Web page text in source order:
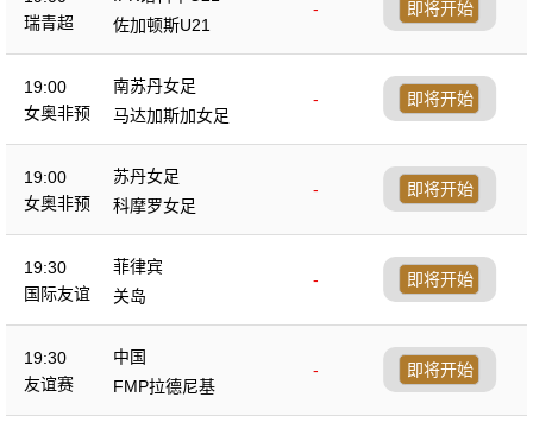
瑞青超
-
佐加顿斯U21
即将开始
19:00
女奥非预
南苏丹女足
-
马达加斯加女足
即将开始
19:00
女奥非预
苏丹女足
-
科摩罗女足
即将开始
19:30
国际友谊
菲律宾
-
关岛
即将开始
19:30
友谊赛
中国
-
FMP拉德尼基
即将开始